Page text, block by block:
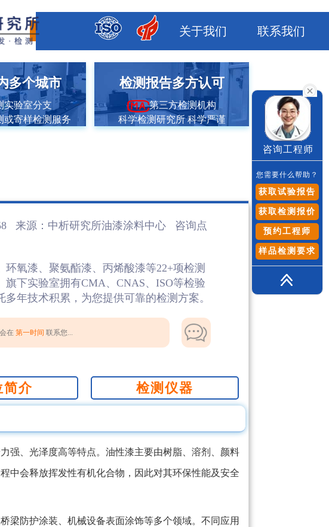
关于我们 联系我们
多个城市
实验室分支
或寄样检测服务
检测报告多方认可
第三方检测机构
科学检测研究所 科学严谨
来源： 中析研究所油漆涂料中心 咨询点
氧漆、聚氨酯漆、丙烯酸漆等22+项检测
下实验室拥有CMA、CNAS、ISO等检验
年技术积累，为您提供可靠的检测方案。
在 第一时间 联系您...
简介 检测仪器
强、光泽度高等特点。油性漆主要由树脂、溶剂、颜料
中会释放挥发性有机化合物，因此对其环保性能及安全
梁防护涂装、机械设备表面涂饰等多个领域。不同应用
咨询工程师
您需要什么帮助？
获取试验报告
获取检测报价
预约工程师
样品检测要求